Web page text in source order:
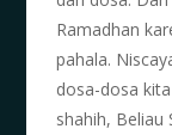
Ramadhan
pahala.
dosa-dosa
shahih, Beliau